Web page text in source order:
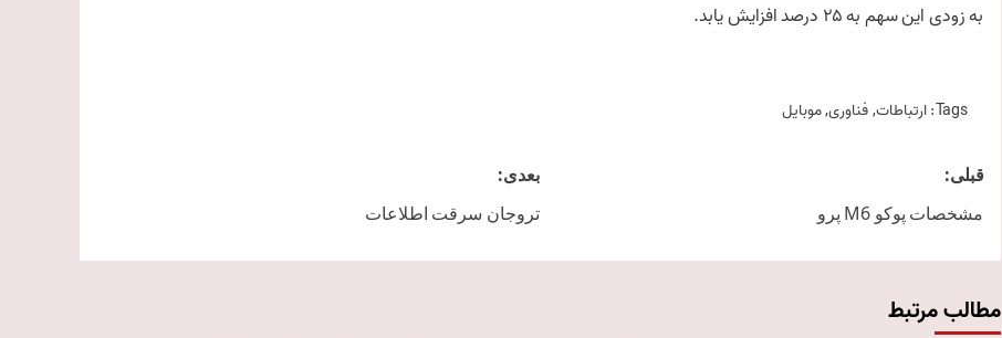
به زودی این سهم به ۲۵ درصد افزایش یابد.
Tags: ارتباطات,فناوری,موبایل
Post
navigation
قبلی:
مشخصات پوکو M6 پرو
بعدی:
تروجان سرقت اطلاعات
مطالب مرتبط